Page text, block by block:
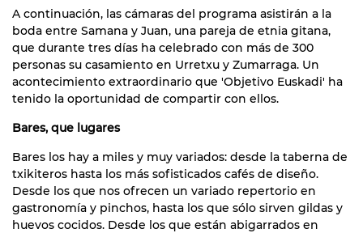
A continuación, las cámaras del programa asistirán a la
boda entre Samana y Juan, una pareja de etnia gitana,
que durante tres días ha celebrado con más de 300
personas su casamiento en Urretxu y Zumarraga. Un
acontecimiento extraordinario que 'Objetivo Euskadi' ha
tenido la oportunidad de compartir con ellos.
Bares, que lugares
Bares los hay a miles y muy variados: desde la taberna de
txikiteros hasta los más sofisticados cafés de diseño.
Desde los que nos ofrecen un variado repertorio en
gastronomía y pinchos, hasta los que sólo sirven gildas y
huevos cocidos. Desde los que están abigarrados en